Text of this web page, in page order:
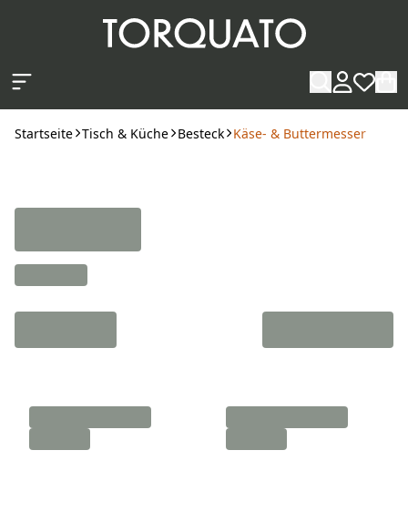
Startseite Tisch & Küche Besteck Käse- & Buttermesser